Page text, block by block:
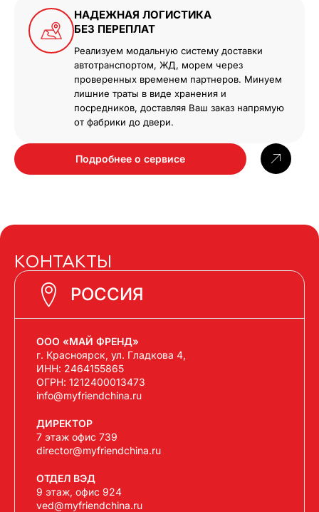
НАДЕЖНАЯ ЛОГИСТИКА
БЕЗ ПЕРЕПЛАТ
Реализуем модальную систему доставки
автотранспортом, ЖД, морем через
проверенных временем партнеров. Минуем
лишние траты в виде хранения и
посредников, доставляя Ваш заказ напрямую
от фабрики до двери.
Подробнее о сервисе
КОНТАКТЫ
РОССИЯ
ООО «МАЙ ФРЕНД»
г. Красноярск, ул. Гладкова 4,
ИНН: 2464155865
ОГРН: 1212400013473
info@myfriendchina.ru
ДИРЕКТОР
7 этаж офис 739
director@myfriendchina.ru
ОТДЕЛ ВЭД
9 этаж, офис 924
ved@myfriendchina.ru